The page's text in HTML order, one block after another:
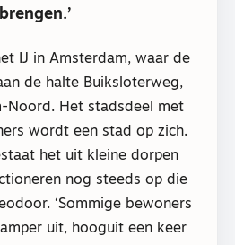
IJ in Amsterdam, waar de
de halte Buiksloterweg,
Noord. Het stadsdeel met
wordt een stad op zich.
het uit kleine dorpen
nog steeds op die
‘Sommige bewoners
amper uit, hooguit een keer